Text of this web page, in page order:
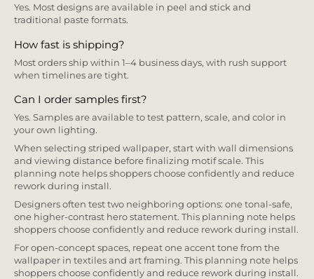
Yes. Most designs are available in peel and stick and
traditional paste formats.
How fast is shipping?
Most orders ship within 1–4 business days, with rush support
when timelines are tight.
Can I order samples first?
Yes. Samples are available to test pattern, scale, and color in
your own lighting.
When selecting striped wallpaper, start with wall dimensions
and viewing distance before finalizing motif scale. This
planning note helps shoppers choose confidently and reduce
rework during install.
Designers often test two neighboring options: one tonal-safe,
one higher-contrast hero statement. This planning note helps
shoppers choose confidently and reduce rework during install.
For open-concept spaces, repeat one accent tone from the
wallpaper in textiles and art framing. This planning note helps
shoppers choose confidently and reduce rework during install.